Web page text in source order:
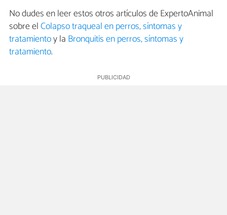
No dudes en leer estos otros artículos de ExpertoAnimal
sobre elColapso traqueal en perros, síntomas y
tratamientoy la Bronquitis en perros, síntomas y
tratamiento.